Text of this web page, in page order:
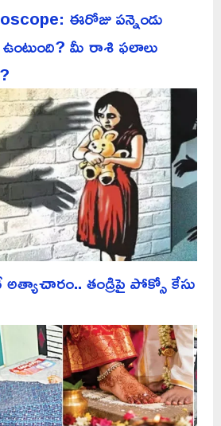
ఈరోజు పన్నెండు
మీ రాశి ఫలాలు
అత్యాచారం.. తండ్రిపై పోక్సో కేసు